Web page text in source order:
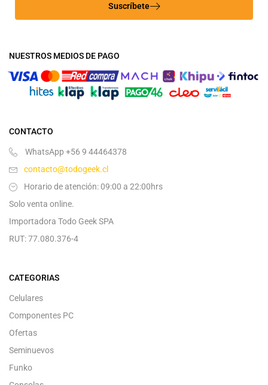
Suscríbete
NUESTROS MEDIOS DE PAGO
CONTACTO
WhatsApp +56 9 44464378
contacto@todogeek.cl
Horario de atención: 09:00 a 22:00hrs
Solo venta online.
Importadora Todo Geek SPA
RUT: 77.080.376-4
CATEGORIAS
Celulares
Componentes PC
Ofertas
Seminuevos
Funko